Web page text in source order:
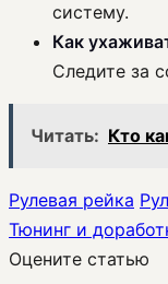
систему.
Как
Следите за
Читать: Кто
Рулевая рейка
Тюнинг и
Оцените статью